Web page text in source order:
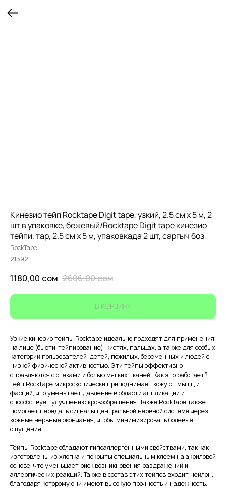
Кинезио тейп Rocktape Digit tape, узкий, 2.5 см х 5 м, 2
шт в упаковке, бежевый/Rocktape Digit tape кинезио
тейпи, тар, 2.5 см х 5 м, упаковкада 2 шт, саргыч боз
RockTape
21592
1180,00 сом 2606,00сом
В КОРЗИНУ
Узкие кинезио тейпы Rocktape идеально подходят для применения
на лице (бьюти-тейпирование), кистях, пальцах, а также для особых
категорий пользователей: детей, пожилых, беременных и людей с
низкой физической активностью. Эти тейпы эффективно
справляются с отеками и болью мягких тканей. Как это работает?
Тейп Rocktape микроскопически приподнимает кожу от мышц и
фасций, что уменьшает давление в области аппликации и
способствует улучшению кровообращения. Также RockTape также
помогает передать сигналы центральной нервной системе через
кожные нервные окончания, чтобы минимизировать болевые
ощущения.
Тейпы Rocktape обладают гипоаллергенными свойствами, так как
изготовлены из хлопка и покрыты специальным клеем на акриловой
основе, что уменьшает риск возникновения раздражений и
аллергических реакций. Также в состав этих тейпов входит нейлон,
благодаря которому они имеют высокую прочность и надежность.